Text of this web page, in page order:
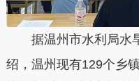
据温州市水利局水
绍，温州现有129个乡